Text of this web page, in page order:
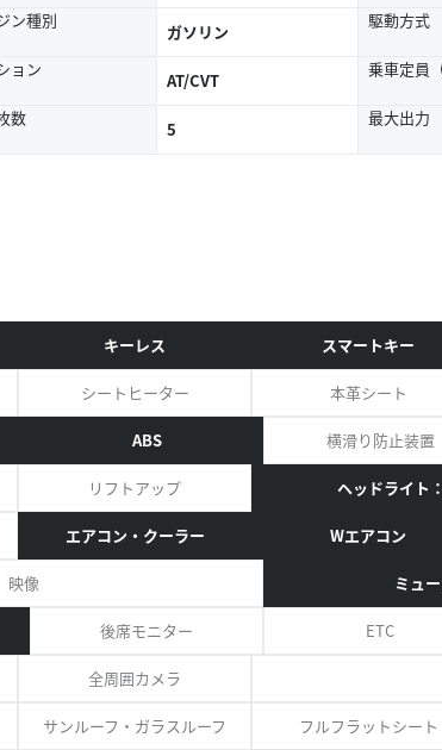
ン種別 ガソリン 駆動方式
ョン AT/CVT 乗車定員（
数 5 最大出力
キーレス スマートキー
シートヒーター 本革シート
ABS 横滑り防止装置
リフトアップ ヘッドライト
エアコン・クーラー Wエアコン
映像 ミュ
後席モニター ETC
全周囲カメラ
サンルーフ・ガラスルーフ フルフラットシート